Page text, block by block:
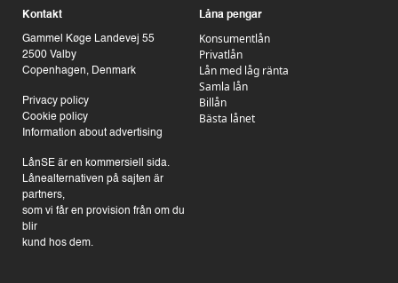
Kontakt
Gammel Køge Landevej 55
2500 Valby
Copenhagen, Denmark
Privacy policy
Cookie policy
Information about advertising
LånSE är en kommersiell sida.
Lånealternativen på sajten är
partners,
som vi får en provision från om du
blir
kund hos dem.
Låna pengar
Konsumentlån
Privatlån
Lån med låg ränta
Samla lån
Billån
Bästa lånet